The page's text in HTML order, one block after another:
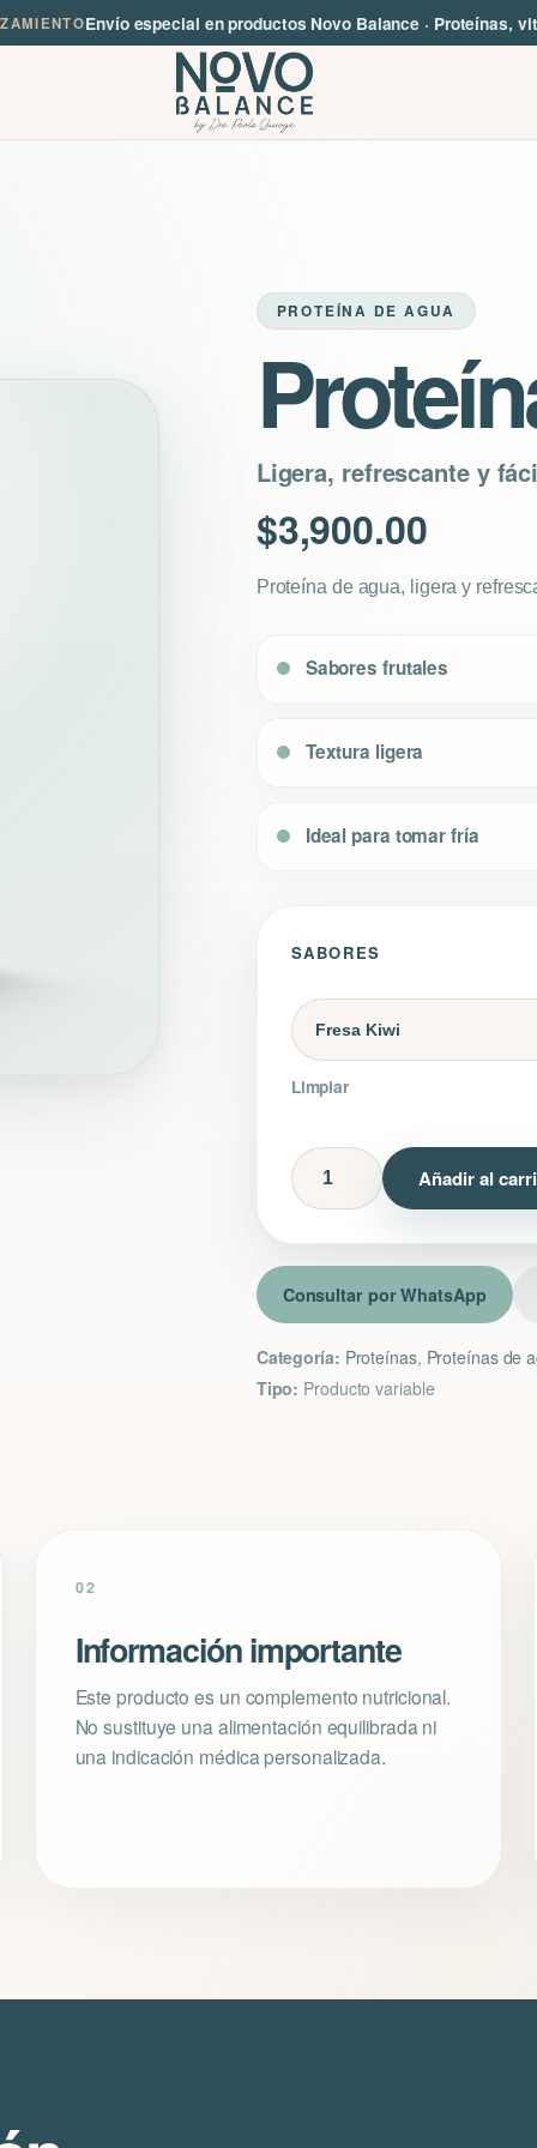
Envío especial en productos Novo Balance · Proteínas,
PROTEÍNA DE AGUA
Ligera, refrescante y
$3,900.00
Proteína de agua, ligera y
Sabores frutales
Textura ligera
Ideal para tomar fría
SABORES
Limpiar
Proteína
de
cantidad
Añadir al
Consultar por WhatsApp
Categoría: Proteínas, Proteínas de
Tipo: Producto variable
02
Información importante
Este producto es un complemento nutricional.
No sustituye una alimentación equilibrada ni
una indicación médica personalizada.